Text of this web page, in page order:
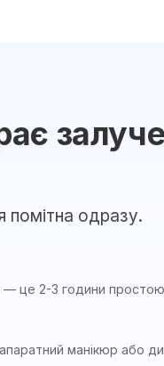
помітна одразу.
це 2-3 години простою
манікюр або